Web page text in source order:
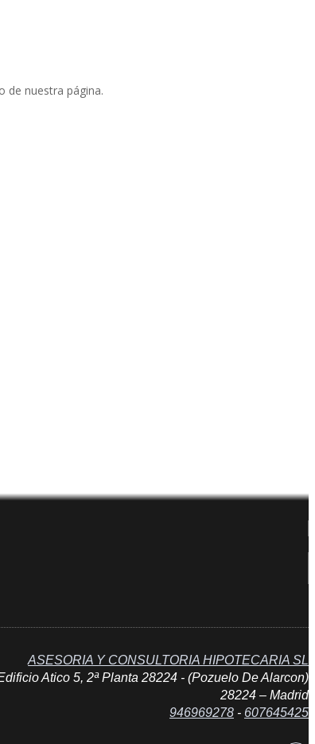
de nuestra página.
ASESORIA Y CONSULTORIA HIPOTECARIA SL
Atico 5, 2ª Planta 28224 - (Pozuelo De Alarcon)
28224 – Madrid
946969278 - 607645425